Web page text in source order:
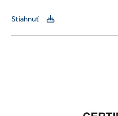
Stiahnuť